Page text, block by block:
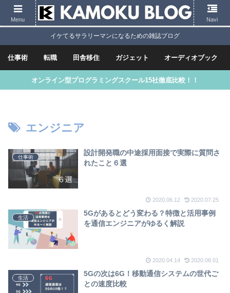
イケてるサラリーマンになるための雑誌ブログ
仕事術 転職 田舎移住 ガジェット オーディオブック
オンライン型プログラミングスクール15社徹底比較！！
エンジニア
仕事術
設計開発職の中途採用面接で実際に質問さ
れたこと６選
2020.06.12 2020.07.25
生活
5Gがあるとどう変わる？特徴と活用事例
を通信エンジニアがゆるく解説
2020.04.14 2020.08.01
生活
5Gの次は6G！移動通信システムの世代ご
との速度比較
Menu Navi